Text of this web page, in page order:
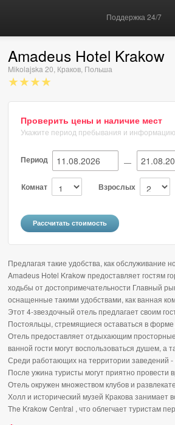
Поддержка 24/7
Amadeus Hotel Krakow
Mikolajska 20 Краков, Польша
★★★★
Проверить цены и наличие мест
Укажите период пребывания и информацию
Период —
Комнат Взрослых
Предлагая такие удобства, как обслуживание
Amadeus Hotel Krakow предоставляет гостям
ходьбы от достопримечательности Главный
оснащенные такими удобствами, как ванная
Этот 4-звездочный отель предлагает своим
Постояльцы, стремящиеся оставаться в
Отель предоставляет отдыхающим
ванной гости могут воспользоваться душем, а
Среди работающих на территории заведений
После ужина туристы могут приятно
Отель окружен множеством клубов и
Холл и исторический музей Кракова занимает
The Krakow Central , что облегчает туристам